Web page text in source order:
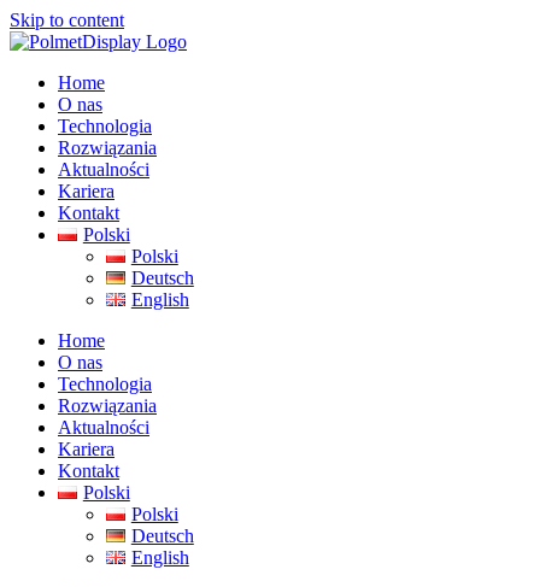
Skip to content
Home
O nas
Technologia
Rozwiązania
Aktualności
Kariera
Kontakt
Polski
Polski
Deutsch
English
Home
O nas
Technologia
Rozwiązania
Aktualności
Kariera
Kontakt
Polski
Polski
Deutsch
English